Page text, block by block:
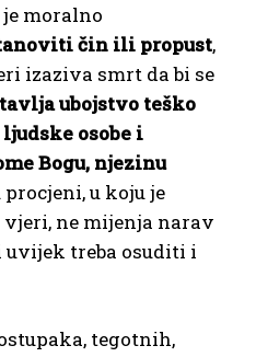
moralno
čin ili propust,
izaziva smrt da bi se
ubojstvo teško
osobe i
Bogu, njezinu
procjeni, u koju je
vjeri, ne mijenja narav
uvijek treba osuditi i
tegotnih,